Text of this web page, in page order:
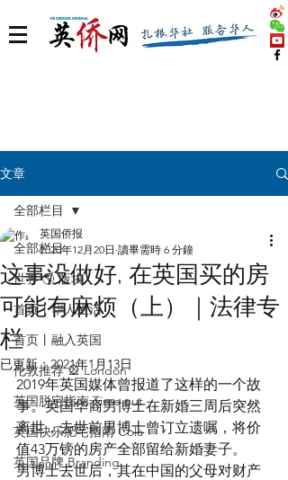
文章
全部栏目
世界 🌎 版块
首页丨华人生活
首页丨融入英国
伦敦推荐 🎡 London
英国脱宅指南 Time out
英国快乐肥宅指南 Cola
英国品牌 Branding
全部栏目
这事没做好, 在英国买的房
可能有麻烦（上）｜法律专
栏
英国侨报
2020年12月20日 讀畢需時 6 分鐘
已更新：2021年1月13日
2019年英国媒体曾报道了这样的一个故
事。英国华裔男博士在新婚三周后突然
离世，去世前男博士曾订立遗嘱，将价
值43万镑的房产全部留给新婚妻子。
男博士去世后，其在中国的父母对财产